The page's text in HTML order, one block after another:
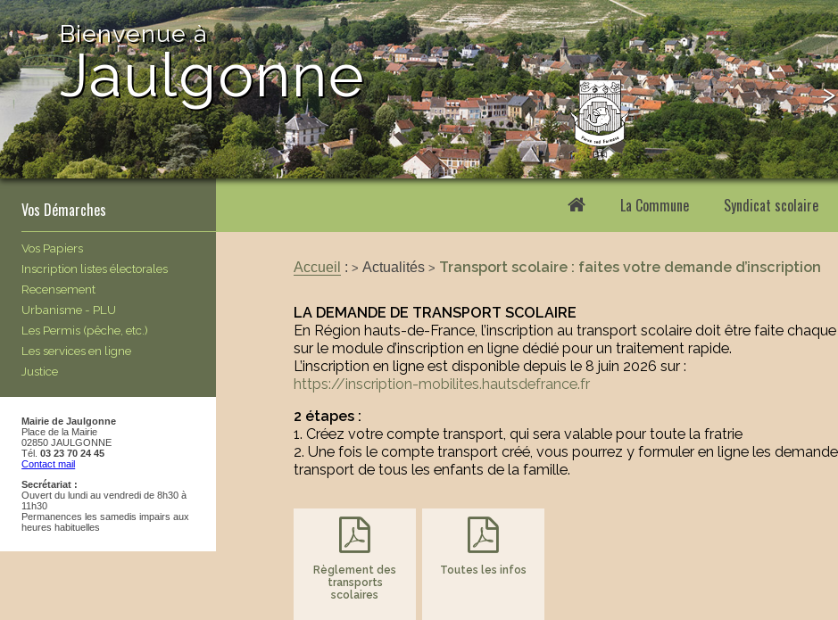
Bienvenue à
Jaulgonne
La Commune Syndicat scolaire
Vos Démarches
Vos Papiers
Inscription listes électorales
Recensement
Urbanisme - PLU
Les Permis (pêche, etc.)
Les services en ligne
Justice
Mairie de Jaulgonne
Place de la Mairie
02850 JAULGONNE
Tél.03 23 70 24 45
Contact mail
Secrétariat :
Ouvert du lundi au vendredi de 8h30 à
11h30
Permanences les samedis impairs aux
heures habituelles
Accueil :>Actualités > Transport scolaire : faites votre demande d’inscription
LA DEMANDE DE TRANSPORT SCOLAIRE
En Région hauts-de-France, l’inscription au transport scolaire doit être faite
sur le module d’inscription en ligne dédié pour un traitement rapide.
L’inscription en ligne est disponible depuis le 8 juin 2026 sur :
https://inscription-mobilites.hautsdefrance.fr
2 étapes :
1. Créez votre compte transport, qui sera valable pour toute la fratrie
2. Une fois le compte transport créé, vous pourrez y formuler en ligne les
transport de tous les enfants de la famille.
Règlement des
transports
scolaires
Toutes les infos